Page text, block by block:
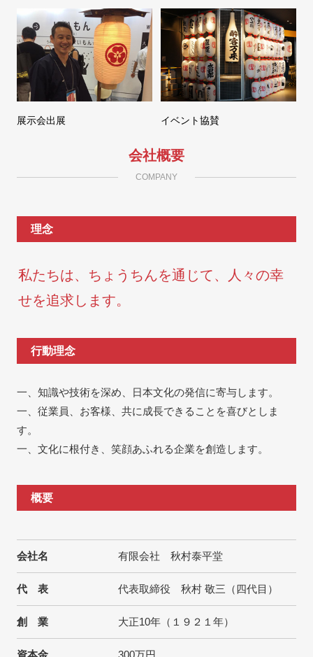
展示会出展 イベント協賛
会社概要
COMPANY
理念
私たちは、ちょうちんを通じて、人々の幸
せを追求します。
行動理念
一、知識や技術を深め、日本文化の発信に寄与します。
一、従業員、お客様、共に成長できることを喜びとしま
す。
一、文化に根付き、笑顔あふれる企業を創造します。
概要
会社名 有限会社 秋村泰平堂
代 表 代表取締役 秋村 敬三（四代目）
創 業 大正10年（１９２１年）
資本金 300万円